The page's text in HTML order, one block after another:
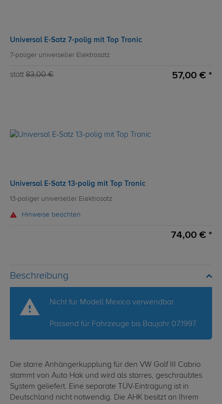
Universal E-Satz 7-polig mit Top Tronic
7-poliger universeller Elektrosatz
statt 83,00 € 57,00 € *
Universal E-Satz 13-polig mit Top Tronic
13-poliger universeller Elektrosatz
Hinweise beachten
74,00 € *
Beschreibung
Nicht für Modell Mexico verwendbar.
Passend für Fahrzeuge bis Baujahr 07.1997.
Die starre Anhängerkupplung für den VW Golf III Cabrio
stammt von Auto Hak und wird als starres, geschraubtes
System geliefert. Eine separate TÜV-Eintragung ist in
Deutschland nicht notwendig. Die AHK besitzt an Ihrem